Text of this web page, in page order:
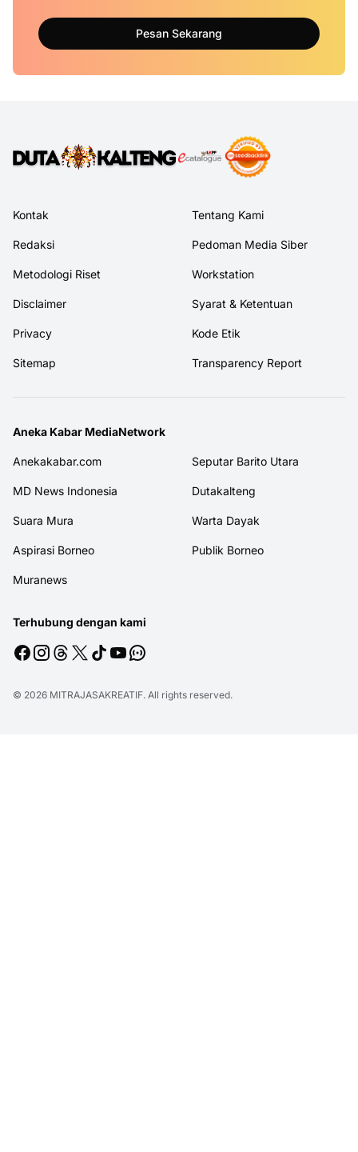
Pesan Sekarang
Kontak Tentang Kami
Redaksi Pedoman Media Siber
Metodologi Riset Workstation
Disclaimer Syarat & Ketentuan
Privacy Kode Etik
Sitemap Transparency Report
Aneka Kabar MediaNetwork
Anekakabar.com Seputar Barito Utara
MD News Indonesia Dutakalteng
Suara Mura Warta Dayak
Aspirasi Borneo Publik Borneo
Muranews
Terhubung dengan kami
© 2026 MITRAJASAKREATIF. All rights reserved.